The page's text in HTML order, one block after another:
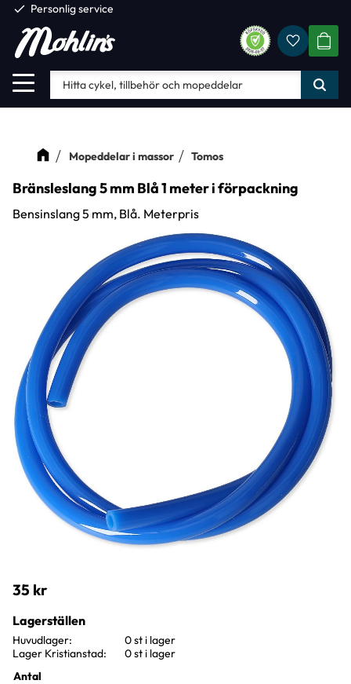
Meny
check Personlig service
Mopeddelar i massor Tomos
Bränsleslang 5 mm Blå 1 meter i förpackning
Bensinslang 5 mm, Blå. Meterpris
35 kr
Antal
Lagerställen
Huvudlager
0 st i lager
Lager Kristianstad
0 st i lager